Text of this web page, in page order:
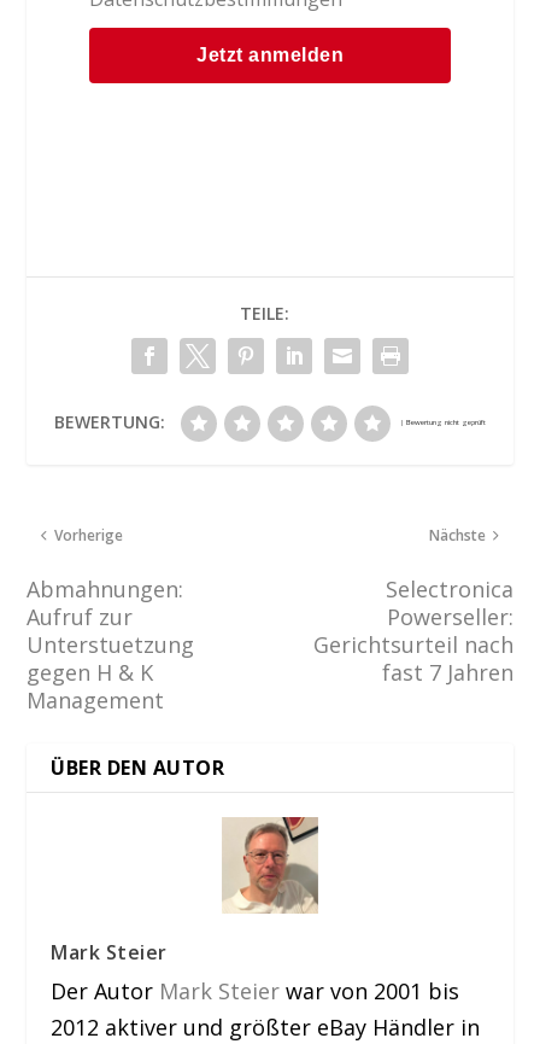
TEILE:
BEWERTUNG:
Vorherige
Abmahnungen:
Aufruf zur
Unterstuetzung
gegen H & K
Management
Nächste
Selectronica
Powerseller:
Gerichtsurteil nach
fast 7 Jahren
ÜBER DEN AUTOR
Mark Steier
Der Autor Mark Steier war von 2001 bis
2012 aktiver und größter eBay Händler in